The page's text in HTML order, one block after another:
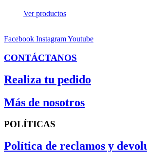
Ver productos
Facebook InstagramYoutube
CONTÁCTANOS
Realiza tu pedido
Más de nosotros
POLÍTICAS
Política de reclamos y